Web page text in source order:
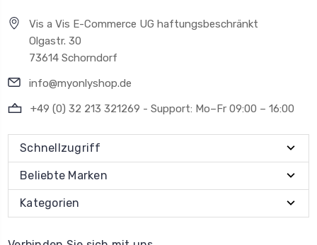
Vis a Vis E-Commerce UG haftungsbeschränkt
Olgastr. 30
73614 Schorndorf
info@myonlyshop.de
+49 (0) 32 213 321269 - Support: Mo–Fr 09:00 – 16:00
Schnellzugriff
Beliebte Marken
Kategorien